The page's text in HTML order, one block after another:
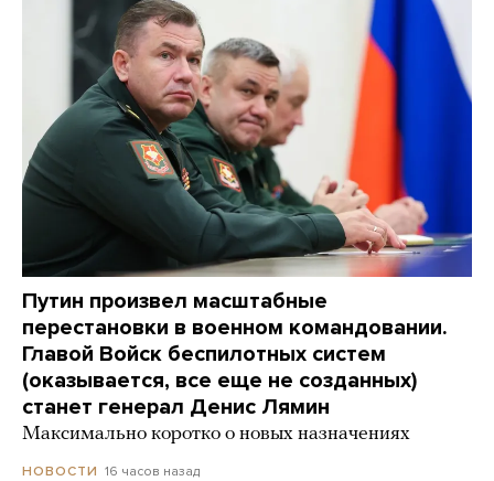
Путин произвел масштабные
перестановки в военном командовании.
Главой Войск беспилотных систем
(оказывается, все еще не созданных)
станет генерал Денис Лямин
Максимально коротко о новых назначениях
НОВОСТИ 16 часов назад